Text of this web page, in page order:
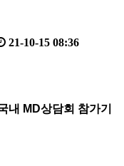
21-10-15 08:36
내 MD상담회 참가기